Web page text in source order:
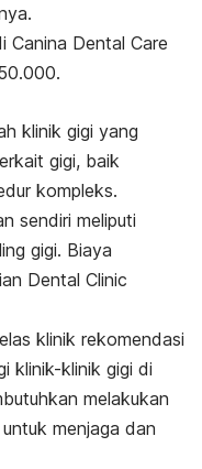
Canina Dental Care
klinik gigi yang
gigi, baik
kompleks.
sendiri meliputi
gigi. Biaya
Dental Clinic
klinik rekomendasi
klinik-klinik gigi di
melakukan
menjaga dan